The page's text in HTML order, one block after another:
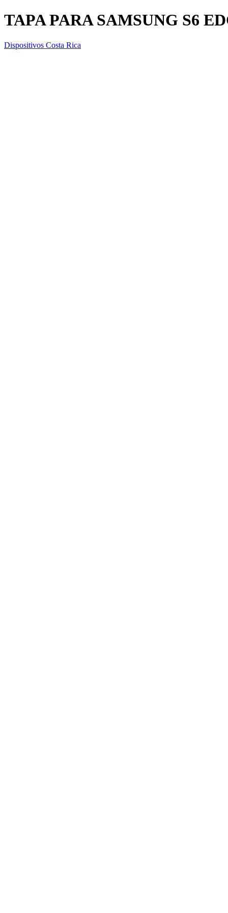
TAPA PARA SAMSUNG S6
Dispositivos Costa Rica